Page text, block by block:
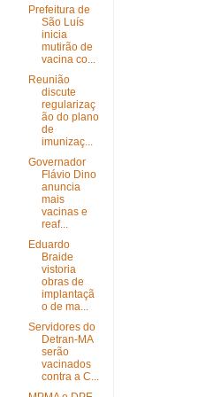
Prefeitura de
São Luís
inicia
mutirão de
vacina co...
Reunião
discute
regularizaç
ão do plano
de
imunizaç...
Governador
Flávio Dino
anuncia
mais
vacinas e
reaf...
Eduardo
Braide
vistoria
obras de
implantaçã
o de ma...
Servidores do
Detran-MA
serão
vacinados
contra a C...